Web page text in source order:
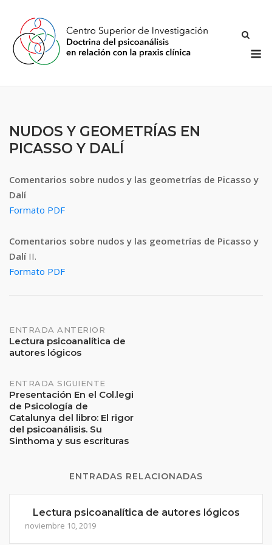
contenido
NUDOS Y GEOMETRÍAS EN
PICASSO Y DALÍ
Comentarios sobre nudos y las geometrías de Picasso y
Dalí
Formato PDF
Comentarios sobre nudos y las geometrías de Picasso y
Dalí II.
Formato PDF
Navegación
de
entradas
ENTRADA ANTERIOR
Lectura psicoanalítica de
autores lógicos
ENTRADA SIGUIENTE
Presentación En el Col.legi
de Psicología de
Catalunya del libro: El rigor
del psicoanálisis. Su
Sinthoma y sus escrituras
ENTRADAS RELACIONADAS
Lectura psicoanalítica de autores lógicos
noviembre 10, 2019